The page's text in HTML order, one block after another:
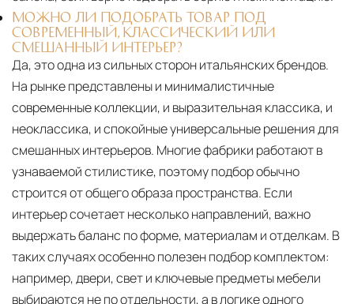
МОЖНО ЛИ ПОДОБРАТЬ ТОВАР ПОД
СОВРЕМЕННЫЙ, КЛАССИЧЕСКИЙ ИЛИ
СМЕШАННЫЙ ИНТЕРЬЕР?
Да, это одна из сильных сторон итальянских брендов.
На рынке представлены и минималистичные
современные коллекции, и выразительная классика, и
неоклассика, и спокойные универсальные решения для
смешанных интерьеров. Многие фабрики работают в
узнаваемой стилистике, поэтому подбор обычно
строится от общего образа пространства. Если
интерьер сочетает несколько направлений, важно
выдержать баланс по форме, материалам и отделкам. В
таких случаях особенно полезен подбор комплектом:
например, двери, свет и ключевые предметы мебели
выбираются не по отдельности, а в логике одного